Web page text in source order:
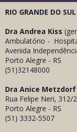
RIO GRANDE DO SUL
Dra Andrea Kiss
Ambulatório -
Avenida
Porto Alegre - RS
(51)32148000
Dra Anice Metzdorf
Rua Felipe Neri, 312/
Porto Alegre - RS
(51) 3332-5507